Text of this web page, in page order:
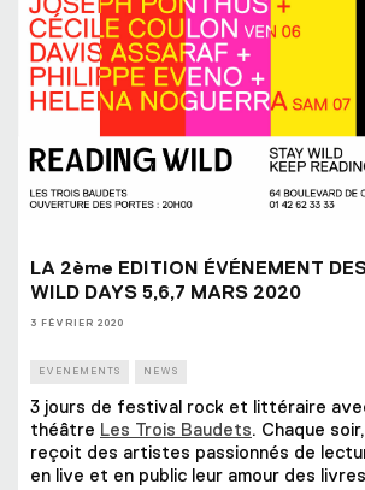
LA 2ème EDITION ÉVÉNEMENT
WILD DAYS 5,6,7 MARS 2020
3 FÉVRIER 2020
EVENEMENTS NEWS
3 jours de festival rock et littéraire
théâtre Les Trois Baudets. Chaque
reçoit des artistes passionnés de
en live et en public leur amour des